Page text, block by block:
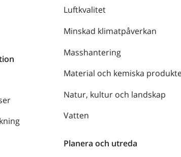
Luftkvalitet
Minskad klimatpåverkan
Masshantering
Material och kemiska
Natur, kultur och landskap
Vatten
Planera och utreda